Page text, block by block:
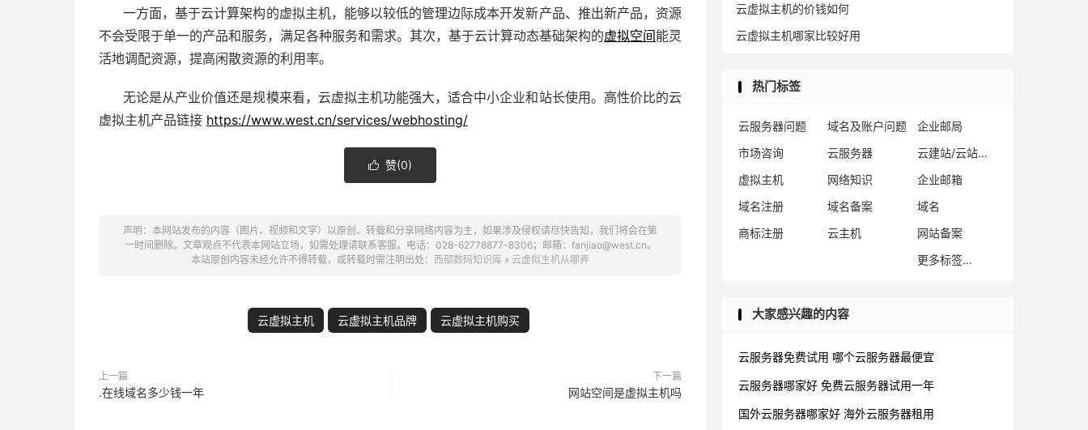
一方面，基于云计算架构的虚拟主机，能够以较低的管理边际成本开发新产品、推出新产品，资源
不会受限于单一的产品和服务，满足各种服务和需求。其次，基于云计算动态基础架构的虚拟空间能灵
活地调配资源，提高闲散资源的利用率。
无论是从产业价值还是规模来看，云虚拟主机功能强大，适合中小企业和站长使用。高性价比的云
虚拟主机产品链接 https://www.west.cn/services/webhosting/
 赞(0)
声明：本网站发布的内容（图片、视频和文字）以原创、转载和分享网络内容为主，如果涉及侵权请尽快告知，我们将会在第
一时间删除。文章观点不代表本网站立场，如需处理请联系客服。电话：028-62778877-8306；邮箱：fanjiao@west.cn。
本站原创内容未经允许不得转载，或转载时需注明出处： 西部数码知识库 » 云虚拟主机从哪弄
云虚拟主机 云虚拟主机品牌 云虚拟主机购买
上一篇
.在线域名多少钱一年
下一篇
网站空间是虚拟主机吗
云虚拟主机的价钱如何
云虚拟主机哪家比较好用
热门标签
云服务器问题 域名及账户问题
企业邮局
市场咨询
云服务器
云建站/云站群/小程序
虚拟主机
网络知识
企业邮箱
域名注册
域名备案
域名
商标注册
云主机
网站备案
更多标签...
大家感兴趣的内容
云服务器免费试用 哪个云服务器最便宜
云服务器哪家好 免费云服务器试用一年
国外云服务器哪家好 海外云服务器租用